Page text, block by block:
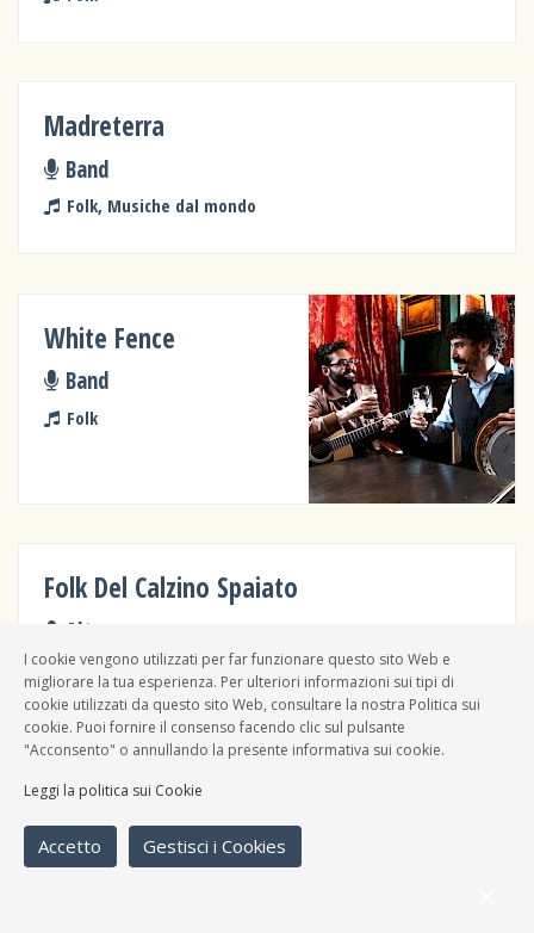
Madreterra
Band
Folk, Musiche dal mondo
White Fence
Band
Folk
Folk Del Calzino Spaiato
Altro
Folk
Peters'band
Band
I cookie vengono utilizzati per far funzionare questo sito Web e
migliorare la tua esperienza. Per ulteriori informazioni sui tipi di
cookie utilizzati da questo sito Web, consultare la nostra Politica sui
cookie. Puoi fornire il consenso facendo clic sul pulsante
"Acconsento" o annullando la presente informativa sui cookie.
Leggi la politica sui Cookie
Accetto Gestisci i Cookies